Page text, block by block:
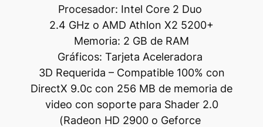
Procesador: Intel Core 2 Duo
2.4 GHz o AMD Athlon X2 5200+
Memoria: 2 GB de RAM
Gráficos: Tarjeta Aceleradora
3D Requerida – Compatible 100% con
DirectX 9.0c con 256 MB de memoria de
video con soporte para Shader 2.0
(Radeon HD 2900 o Geforce